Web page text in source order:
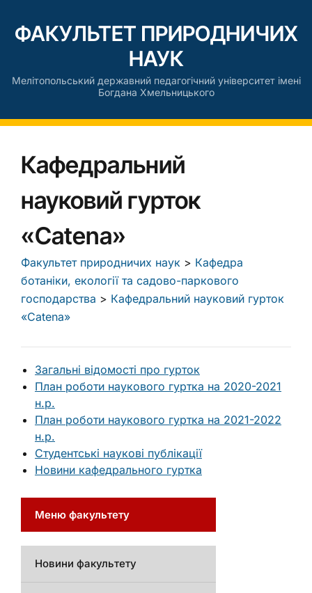
ФАКУЛЬТЕТ ПРИРОДНИЧИХ
НАУК
Мелітопольський державний педагогічний університет імені
Богдана Хмельницького
Кафедральний
науковий гурток
«Catena»
Факультет природничих наук > Кафедра
ботаніки, екології та садово-паркового
господарства > Кафедральний науковий гурток
«Catena»
Загальні відомості про гурток
План роботи наукового гуртка на 2020-2021
н.р.
План роботи наукового гуртка на 2021-2022
н.р.
Студентські наукові публікації
Новини кафедрального гуртка
Меню факультету
Новини факультету